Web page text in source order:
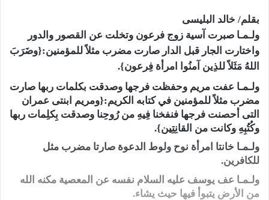
بقلم/ خالد البليسى
ولـمـا صبرت آسية زوج فرعون وتخلت عن القصور والدور
واختارت الجار قبل الدار صارت مضرب مثلاً للمؤمنين:{وضَرَبَ
اللهُ مَثَلاً للذِين آمنُوا امرأة فِرعون}.
ولـمـا عفت مريم وحفظت فرجها وصدقت بكلمات ربها صارت
مضرب مثلاً للمؤمنين في كتابه الكريم:{ومريم ابنتى عمران
التى أحصنت فرجها فنفخنا فِيهِ من رُوحِنا وصدقت بِكلِمات ربها
وكُتُبِهِ وكانت من القانِتِين}.
ولـمـا خانتا امرأة نوح ولوط الدعوة صارتا مضرب مثل
للكافرين.
ولـمـا عف يوسف عليه السلام نفسه عن المعصية مكنه الله
من الأرض يتبوأ فيها حيث يشاء.